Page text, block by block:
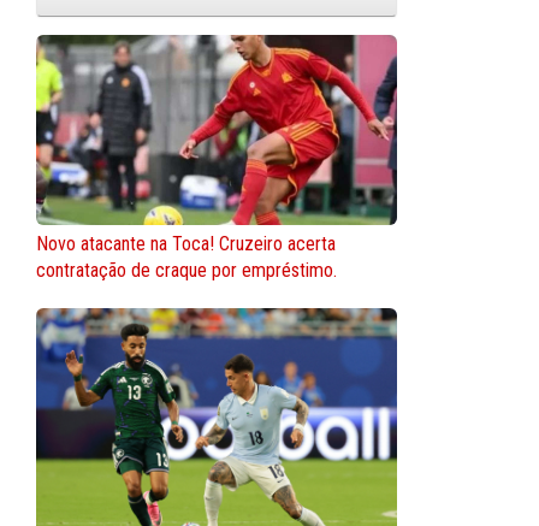
Novo atacante na Toca! Cruzeiro acerta
contratação de craque por empréstimo.